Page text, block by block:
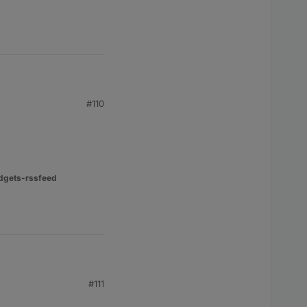
#110
rssfeed
#111